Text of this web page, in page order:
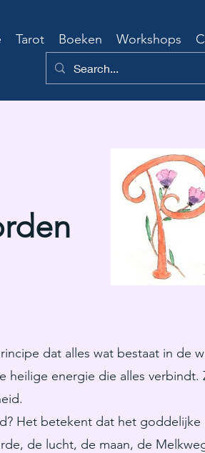
Tarot Boeken Workshops
dat alles wat bestaat in de
heilige energie die alles
Het betekent dat het
de lucht, de maan, de